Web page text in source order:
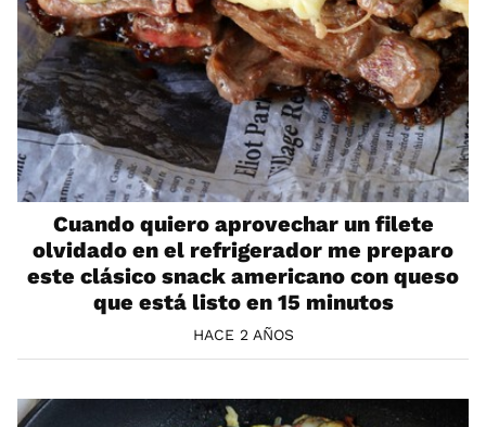
Cuando quiero aprovechar un filete
olvidado en el refrigerador me preparo
este clásico snack americano con queso
que está listo en 15 minutos
HACE 2 AÑOS